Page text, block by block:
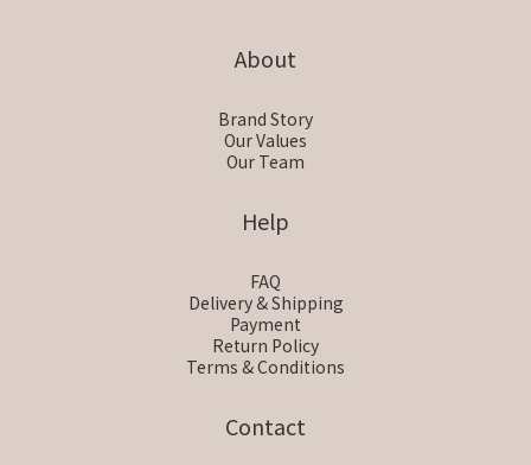
About
Brand Story
Our Values
Our Team
Help
FAQ
Delivery & Shipping
Payment
Return Policy
Terms & Conditions
Contact